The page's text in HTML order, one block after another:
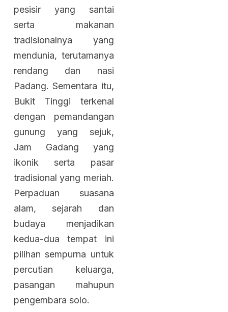
pesisir yang santai
serta makanan
tradisionalnya yang
mendunia, terutamanya
rendang dan nasi
Padang. Sementara itu,
Bukit Tinggi terkenal
dengan pemandangan
gunung yang sejuk,
Jam Gadang yang
ikonik serta pasar
tradisional yang meriah.
Perpaduan suasana
alam, sejarah dan
budaya menjadikan
kedua-dua tempat ini
pilihan sempurna untuk
percutian keluarga,
pasangan mahupun
pengembara solo.